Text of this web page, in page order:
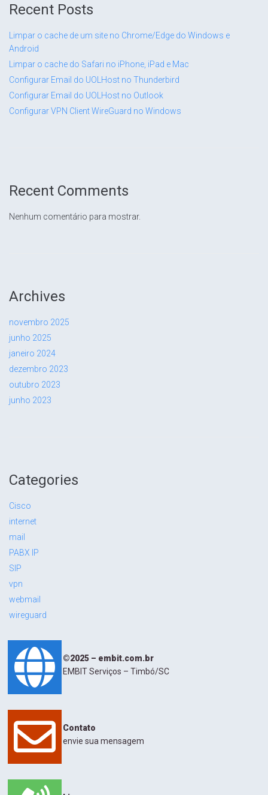
Recent Posts
Limpar o cache de um site no Chrome/Edge do Windows e
Android
Limpar o cache do Safari no iPhone, iPad e Mac
Configurar Email do UOLHost no Thunderbird
Configurar Email do UOLHost no Outlook
Configurar VPN Client WireGuard no Windows
Recent Comments
Nenhum comentário para mostrar.
Archives
novembro 2025
junho 2025
janeiro 2024
dezembro 2023
outubro 2023
junho 2023
Categories
Cisco
internet
mail
PABX IP
SIP
vpn
webmail
wireguard
©2025 – embit.com.br
EMBIT Serviços – Timbó/SC
Contato
envie sua mensagem